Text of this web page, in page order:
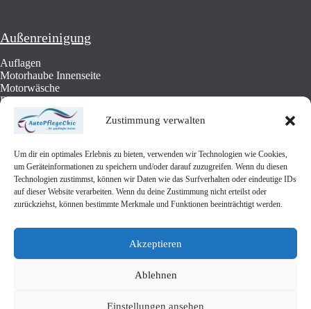
Zustimmung verwalten
Um dir ein optimales Erlebnis zu bieten, verwenden wir Technologien wie Cookies,
um Geräteinformationen zu speichern und/oder darauf zuzugreifen. Wenn du diesen
Technologien zustimmst, können wir Daten wie das Surfverhalten oder eindeutige IDs
auf dieser Website verarbeiten. Wenn du deine Zustimmung nicht erteilst oder
zurückziehst, können bestimmte Merkmale und Funktionen beeinträchtigt werden.
Akzeptieren
Ablehnen
Einstellungen ansehen
Außenreinigung
Auflagen
Motorhaube Innenseite
Motorwäsche
Radläufe
Felgen Radhäuser
Lackaufbereitung
Cabrio-Dach: Reinigung und Imprägnierung
Unterbodenschutz…
mehr »
Öffnungszeiten